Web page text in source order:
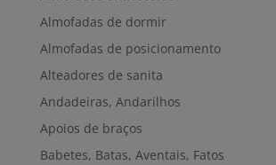
Almofadas de dormir
Almofadas de posicionamento
Alteadores de sanita
Andadeiras, Andarilhos
Apoios de braços
Babetes, Batas, Aventais, Fatos